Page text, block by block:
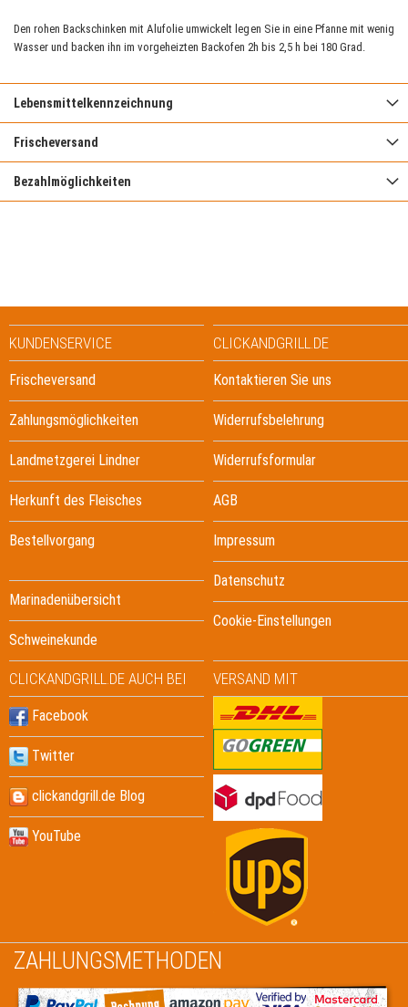
Den rohen Backschinken mit Alufolie umwickelt legen Sie in eine Pfanne mit wenig
Wasser und backen ihn im vorgeheizten Backofen 2h bis 2,5 h bei 180 Grad.
Lebensmittelkennzeichnung
Frischeversand
Bezahlmöglichkeiten
KUNDENSERVICE
Frischeversand
Zahlungsmöglichkeiten
Landmetzgerei Lindner
Herkunft des Fleisches
Bestellvorgang
Marinadenübersicht
Schweinekunde
CLICKANDGRILL.DE
Kontaktieren Sie uns
Widerrufsbelehrung
Widerrufsformular
AGB
Impressum
Datenschutz
Cookie-Einstellungen
CLICKANDGRILL.DE AUCH BEI
Facebook
Twitter
clickandgrill.de Blog
YouTube
VERSAND MIT
ZAHLUNGSMETHODEN